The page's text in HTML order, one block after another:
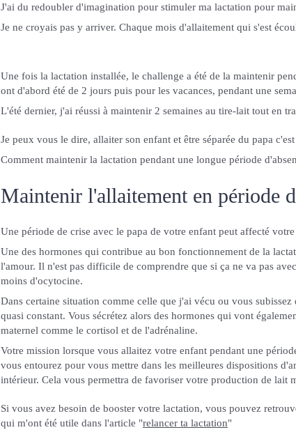
J'ai du redoubler d'imagination pour stimuler ma lactation pour
Je ne croyais pas y arriver. Chaque mois d'allaitement qui s'est
Une fois la lactation installée, le challenge a été de la maintenir
ont d'abord été de 2 jours puis pour les vacances, pendant une
L'été dernier, j'ai réussi à maintenir 2 semaines au tire-lait tout en
Je peux vous le dire, allaiter son enfant et être séparée du papa
Comment maintenir la lactation pendant une longue période
Maintenir l'allaitement en période
Une période de crise avec le papa de votre enfant peut affecté
Une des hormones qui contribue au bon fonctionnement de la
l'amour. Il n'est pas difficile de comprendre que si ça ne va pas
moins d'ocytocine.
Dans certaine situation comme celle que j'ai vécu ou vous subissez
quasi constant. Vous sécrétez alors des hormones qui vont
maternel comme le cortisol et de l'adrénaline.
Votre mission lorsque vous allaitez votre enfant pendant une
vous entourez pour vous mettre dans les meilleures dispositions
intérieur. Cela vous permettra de favoriser votre production de lait
Si vous avez besoin de booster votre lactation, vous pouvez
qui m'ont été utile dans l'article "relancer ta lactation"